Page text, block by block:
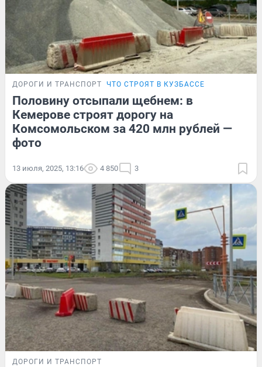
ДОРОГИ И ТРАНСПОРТ ЧТО СТРОЯТ В КУЗБАССЕ
Половину отсыпали щебнем: в
Кемерове строят дорогу на
Комсомольском за 420 млн рублей —
фото
13 июля, 2025, 13:16 4 850 3
ДОРОГИ И ТРАНСПОРТ